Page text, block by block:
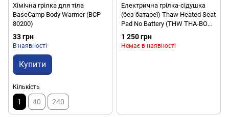
Хімічна грілка для тіла
BaseCamp Body Warmer (BCP
80200)
33 грн
В наявності
Купити
Кількість
1 40 240
Електрична грілка-сідушка
(без батареї) Thaw Heated Seat
Pad No Battery (THW THA-BOD-
1000-G)
1 250 грн
Немає в наявності